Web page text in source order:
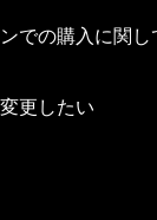
JCB、AMEX
での購入に関し
ソコンにて購入
更したい
ジットカード情